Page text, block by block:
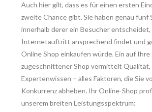
Auch hier gilt, dass es für einen ersten
zweite Chance gibt. Sie haben genau fünf
innerhalb derer ein Besucher entscheidet,
Internetauftritt ansprechend findet und
Online Shop einkaufen würde. Ein auf
zugeschnittener Shop vermittelt Qualität,
Expertenwissen – alles Faktoren, die Sie
Konkurrenz abheben. Ihr Online-Shop
unserem breiten Leistungsspektrum: